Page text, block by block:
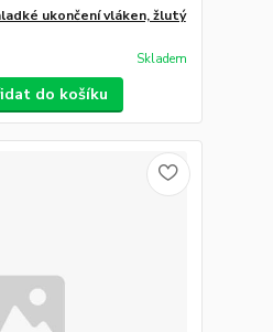
ukončení vláken, žlutý
Skladem
do košíku